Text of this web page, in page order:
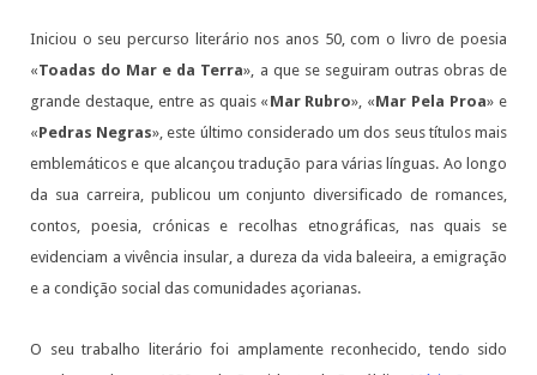
Iniciou o seu percurso literário nos anos 50, com o livro de poesia
«Toadas do Mar e da Terra», a que se seguiram outras obras de
grande destaque, entre as quais « Mar Rubro», «Mar Pela Proa» e
«Pedras Negras», este último considerado um dos seus títulos mais
emblemáticos e que alcançou tradução para várias línguas. Ao longo
da sua carreira, publicou um conjunto diversificado de romances,
contos, poesia, crónicas e recolhas etnográficas, nas quais se
evidenciam a vivência insular, a dureza da vida baleeira, a emigração
e a condição social das comunidades açorianas.
O seu trabalho literário foi amplamente reconhecido, tendo sido